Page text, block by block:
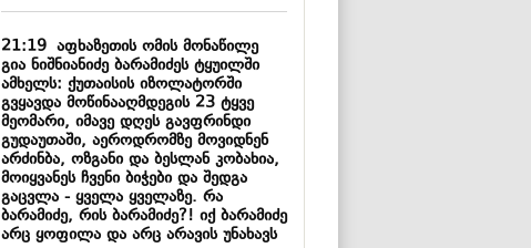
21:19აფხაზეთის ომის მონაწილე
გია ნიშნიანიძე ბარამიძეს ტყუილში
ამხელს: ქუთაისის იზოლატორში
გვყავდა მოწინააღმდეგის 23 ტყვე
მეომარი, იმავე დღეს გავფრინდი
გუდაუთაში, აეროდრომზე მოვიდნენ
არძინბა, ოზგანი და ბესლან კობახია,
მოიყვანეს ჩვენი ბიჭები და შედგა
გაცვლა - ყველა ყველაზე. რა
ბარამიძე, რის ბარამიძე?! იქ ბარამიძე
არც ყოფილა და არც არავის უნახავს